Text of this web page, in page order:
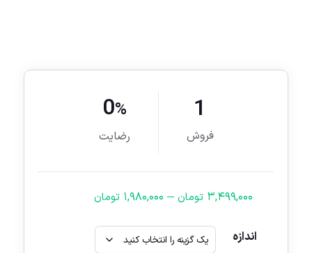
1
فروش
0%
رضایت
۳,۴۹۹,۰۰۰ تومان – ۱,۹۸۰,۰۰۰ تومان
اندازه